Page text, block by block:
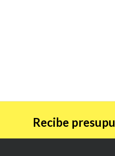
Recibe